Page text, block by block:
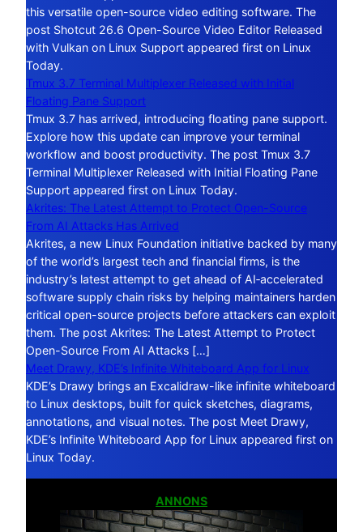
this versatile open-source video editing software. The
post Shotcut 26.6 Open-Source Video Editor Released
with Vulkan on Linux Support appeared first on Linux
Today.
Tmux 3.7 Terminal Multiplexer Released with Initial
Floating Pane Support
Tmux 3.7 has arrived, introducing floating pane support.
Explore how this update can improve your terminal
workflow and boost productivity. The post Tmux 3.7
Terminal Multiplexer Released with Initial Floating Pane
Support appeared first on Linux Today.
Akrites: The Latest Attempt to Protect Open-Source
From AI Attacks Has Arrived
Akrites, a new Linux Foundation initiative backed by many
of the world’s largest tech and financial firms, is the
industry’s latest attempt to get ahead of AI‑accelerated
software supply chain risks by helping maintainers harden
critical open-source projects before attackers can exploit
them. The post Akrites: The Latest Attempt to Protect
Open-Source From AI Attacks […]
Meet Drawy, KDE’s Infinite Whiteboard App for Linux
KDE’s Drawy brings an Excalidraw-like infinite whiteboard
to Linux desktops, built for quick sketches, diagrams,
annotations, and visual notes. The post Meet Drawy,
KDE’s Infinite Whiteboard App for Linux appeared first on
Linux Today.
ANNONS